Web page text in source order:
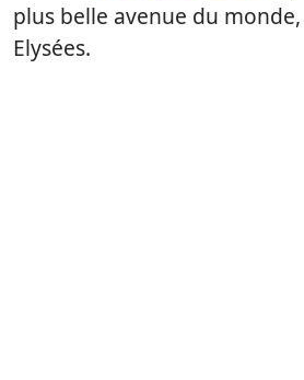
plus belle avenue du
Elysées.